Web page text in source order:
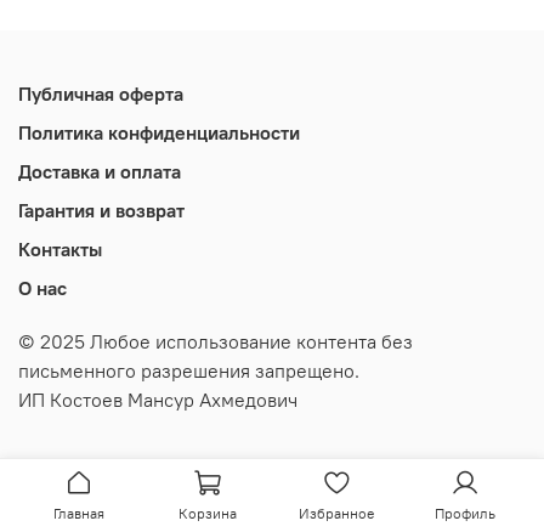
Публичная оферта
Политика конфиденциальности
Доставка и оплата
Гарантия и возврат
Контакты
О нас
© 2025 Любое использование контента без
письменного разрешения запрещено.
ИП Костоев Мансур Ахмедович
Главная Корзина Избранное Профиль